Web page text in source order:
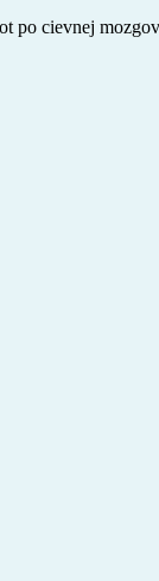
po cievnej